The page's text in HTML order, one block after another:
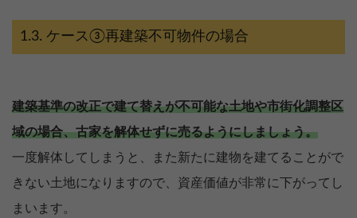
ケース③再建築不可物件の場合
建築基準の改正で建て替えが不可能な土地や市街化調整区
域の場合、古家を解体せずに売るようにしましょう。
一度解体してしまうと、また新たに建物を建てることがで
きない土地になりますので、資産価値が非常に下がってし
まいます。